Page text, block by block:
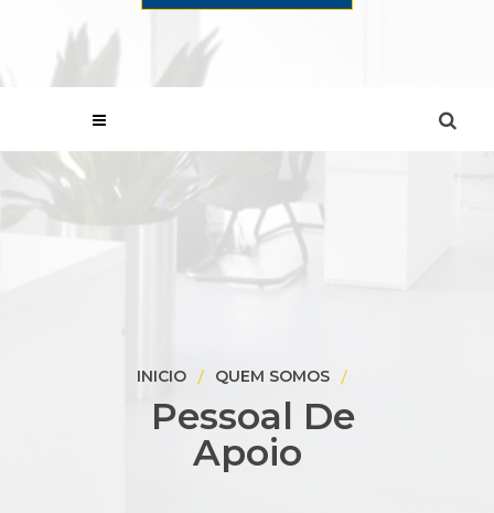
INICIO QUEM SOMOS
Pessoal De
Apoio